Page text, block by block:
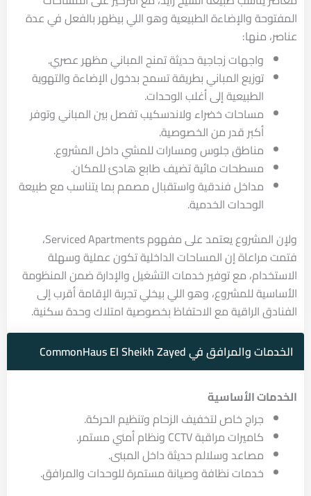
المفتوحة والإضاءة الطبيعية وهو اللي بيظهر بالفعل في عدة
عناصر، منها:
واجهات زجاجية حديثة تمنح المباني مظهر عصري.
توزيع المباني بطريقة تسمح بدخول الإضاءة والتهوية
الطبيعية إلى أغلب الوحدات.
مساحات خضراء ولاندسكيب تفصل بين المباني وتوفر
أكبر قدر من الخصوصية.
مناطق جلوس ومسارات للمشي داخل المشروع.
مسطحات مائية تضيف طابع هادئ للمكان.
مداخل فندقية واستقبال مصمم بما يتناسب مع طبيعة
الوحدات الخدمية.
ولإن المشروع يعتمد على مفهوم Serviced Apartments،
فتمت مراعاة إن المساحات الداخلية تكون عملية وسهلة
الاستخدام، مع توفير خدمات التشغيل والإدارة ضمن المنظومة
الأساسية للمشروع، وهو اللي بيخلي تجربة الإقامة أقرب إلى
الفنادق الراقية مع الاحتفاظ بخصوصية امتلاك وحدة سكنية.
الخدمات والمرافق في CommonHaus El Sheikh Zayed
الخدمات الأساسية
جراج خاص لتخفيف الزحام وتنظيم الحركة.
كاميرات مراقبة CCTV ونظام أمني مستمر.
مصاعد وسلالم حديثة داخل المبنى.
خدمات نظافة وصيانة مستمرة للوحدات والمرافق.